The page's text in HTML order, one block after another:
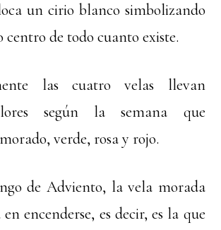
un cirio blanco simbolizando
centro de todo cuanto existe.
las cuatro velas llevan
según la semana que
verde, rosa y rojo.
de Adviento, la vela morada
encenderse, es decir, es la que